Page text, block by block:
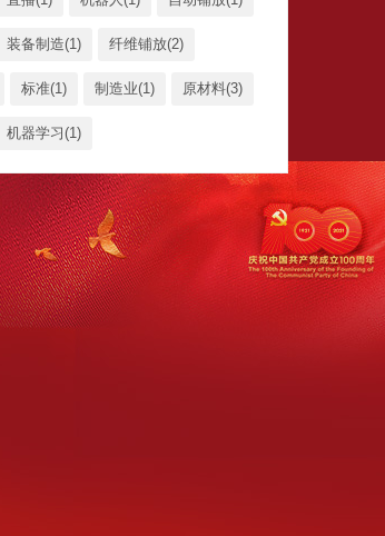
装备制造(1) 纤维铺放(2)
标准(1) 制造业(1) 原材料(3)
机器学习(1)